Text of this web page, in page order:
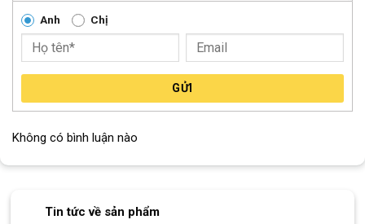
Anh Chị
GỬI
Không có bình luận nào
Tin tức về sản phẩm